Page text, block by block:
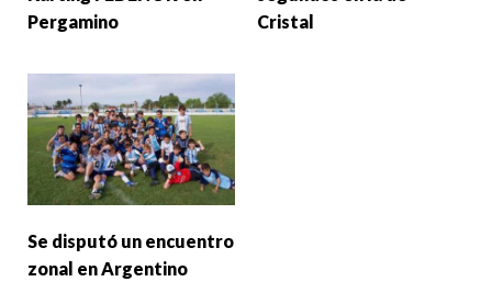
Pergamino
Cristal
Se disputó un encuentro
zonal en Argentino